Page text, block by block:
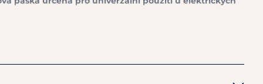
max. 12000 metrů.
mm z nerezu a 3x 0,25mm CuSn (bronz cínový).Je